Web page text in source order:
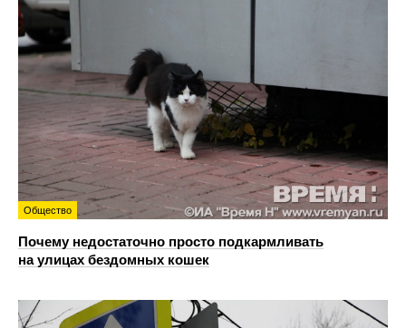
Общество
Почему недостаточно просто подкармливать
на улицах бездомных кошек